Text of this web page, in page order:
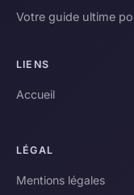
Votre guide ultime
LIENS
Accueil
LÉGAL
Mentions légales